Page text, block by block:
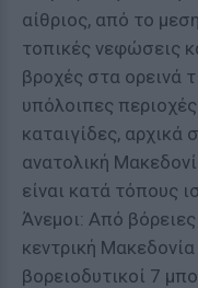
αίθριος, από το
τοπικές νεφώσεις
βροχές στα ορεινά
υπόλοιπες
καταιγίδες, αρχικά
ανατολική
είναι κατά τόπους
Άνεμοι: Από
κεντρική
βορειοδυτικοί 7